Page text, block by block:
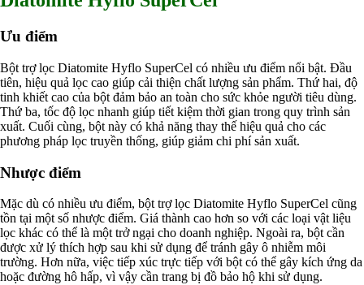
Ưu điểm
Bột trợ lọc Diatomite Hyflo SuperCel có nhiều ưu điểm nổi bật. Đầu
tiên, hiệu quả lọc cao giúp cải thiện chất lượng sản phẩm. Thứ hai, độ
tinh khiết cao của bột đảm bảo an toàn cho sức khỏe người tiêu dùng.
Thứ ba, tốc độ lọc nhanh giúp tiết kiệm thời gian trong quy trình sản
xuất. Cuối cùng, bột này có khả năng thay thế hiệu quả cho các
phương pháp lọc truyền thống, giúp giảm chi phí sản xuất.
Nhược điểm
Mặc dù có nhiều ưu điểm, bột trợ lọc Diatomite Hyflo SuperCel cũng
tồn tại một số nhược điểm. Giá thành cao hơn so với các loại vật liệu
lọc khác có thể là một trở ngại cho doanh nghiệp. Ngoài ra, bột cần
được xử lý thích hợp sau khi sử dụng để tránh gây ô nhiễm môi
trường. Hơn nữa, việc tiếp xúc trực tiếp với bột có thể gây kích ứng da
hoặc đường hô hấp, vì vậy cần trang bị đồ bảo hộ khi sử dụng.